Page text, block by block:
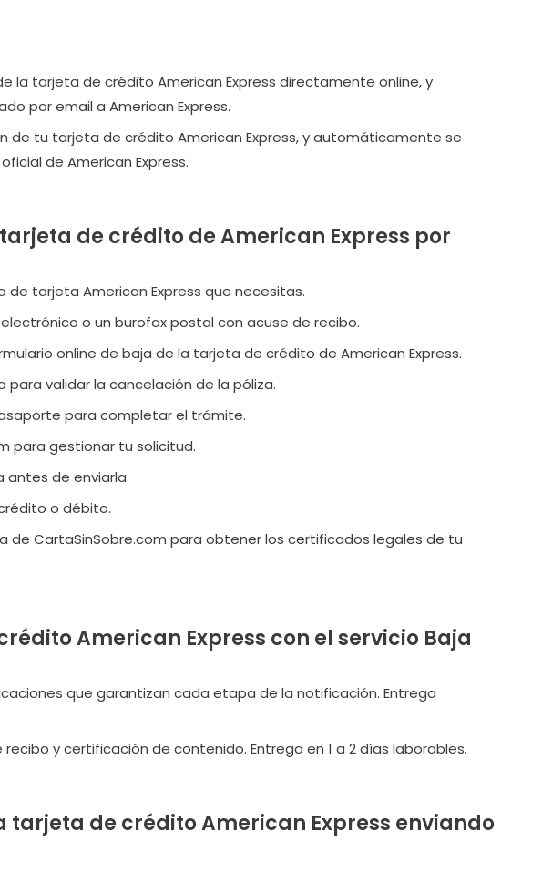
la tarjeta de crédito American Express directamente online, y
por email a American Express.
de tu tarjeta de crédito American Express, y automáticamente se
de American Express.
de crédito de American Express por
tarjeta American Express que necesitas.
o un burofax postal con acuse de recibo.
online de baja de la tarjeta de crédito de American Express.
validar la cancelación de la póliza.
para completar el trámite.
para gestionar tu solicitud.
antes de enviarla.
o débito.
de CartaSinSobre.com para obtener los certificados legales de tu
American Express con el servicio Baja
que garantizan cada etapa de la notificación. Entrega
y certificación de contenido. Entrega en 1 a 2 días laborables.
de crédito American Express enviando